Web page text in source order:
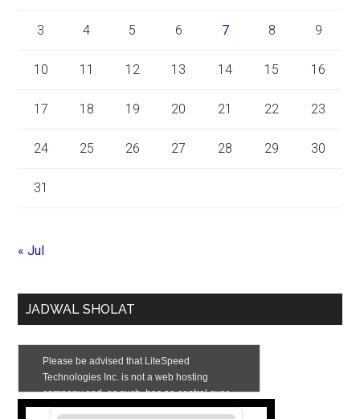
3 4 5 6 7 8 9
10 11 12 13 14 15 16
17 18 19 20 21 22 23
24 25 26 27 28 29 30
31
« Jul
JADWAL SHOLAT